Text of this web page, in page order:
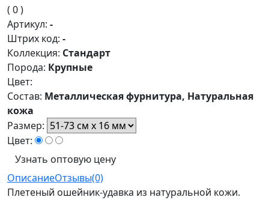
( 0 )
Артикул: -
Штрих код: -
Коллекция: Стандарт
Порода: Крупные
Цвет:
Состав: Металлическая фурнитура, Натуральная
кожа
Размер:
Цвет:
Узнать оптовую цену
ОписаниеОтзывы(0)
Плетеный ошейник-удавка из натуральной кожи.